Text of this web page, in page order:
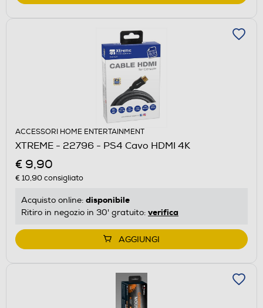
ACCESSORI HOME ENTERTAINMENT
XTREME - 22796 - PS4 Cavo HDMI 4K
€ 9,90
€ 10,90consigliato
Acquisto online: disponibile
Ritiro in negozio in 30' gratuito: verifica
AGGIUNGI